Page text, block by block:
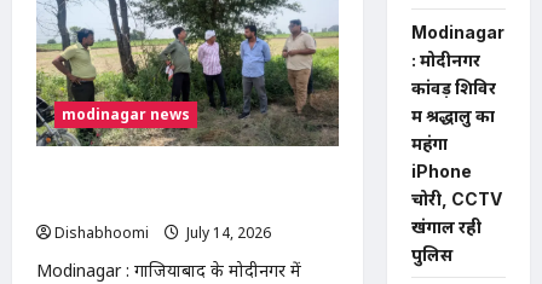
पंचायत
में
भ्रष्टाचार
के
आरोपों
पर
भाकियू
(टिकैत)
का
मांग
modinagar news
Dishabhoomi
July 14, 2026
Modinagar : गाजियाबाद के मोदीनगर में
Modinagar
: मोदीनगर
कांवड़ शिविर
में श्रद्धालु का
महंगा
iPhone
चोरी, CCTV
खंगाल रही
पुलिस